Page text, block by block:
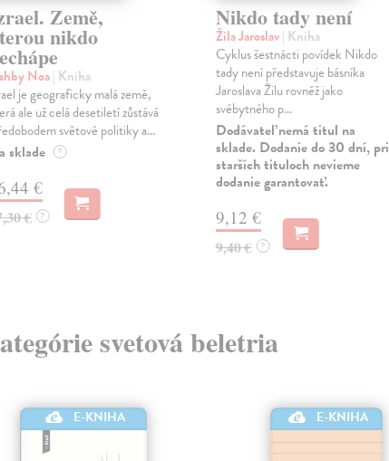
Země,
nikdo
Noa| Kniha
je geograficky malá země,
ale už celá desetiletí zůstává
světové politiky a...
sklade ?
€
€ ?
Nikdo tady není
Žila Jaroslav| Kniha
Cyklus šestnácti povídek Nikdo
tady není představuje básníka
Jaroslava Žilu rovněž jako
svébytného p...
Dodávateľ nemá titul na
sklade. Dodanie do 30 dní, pri
starších tituloch nevieme
dodanie garantovať.
9,12 €
9,40 € ?
svetová beletria
E-KNIHA E-KNIHA